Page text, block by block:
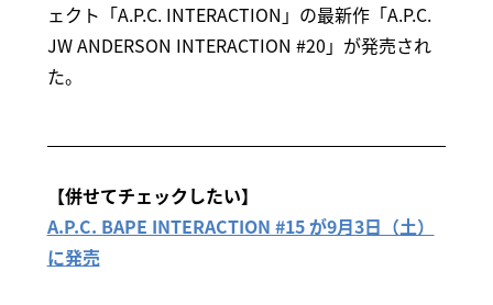
ェクト「A.P.C. INTERACTION」の最新作「A.P.C.
JW ANDERSON INTERACTION #20」が発売され
た。
【併せてチェックしたい】
A.P.C. BAPE INTERACTION #15 が9月3日（土）
に発売